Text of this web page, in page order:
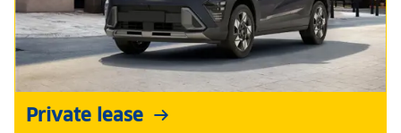
Private lease